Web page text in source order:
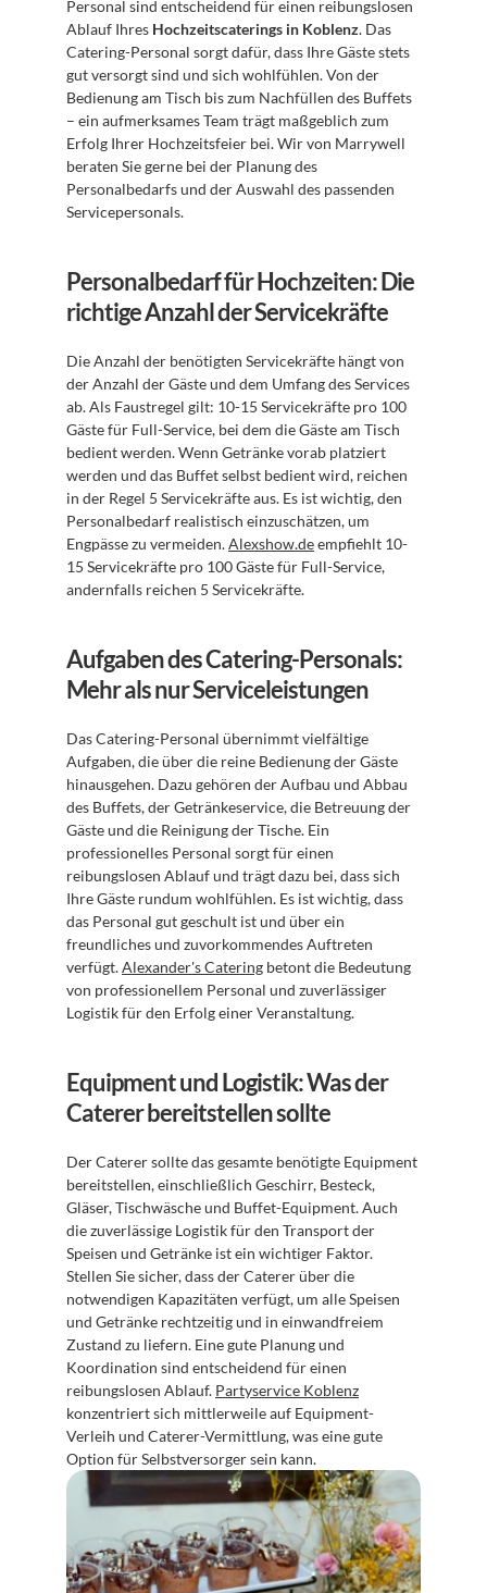
Personal sind entscheidend für einen reibungslosen
Ablauf Ihres Hochzeitscaterings in Koblenz. Das
Catering-Personal sorgt dafür, dass Ihre Gäste stets
gut versorgt sind und sich wohlfühlen. Von der
Bedienung am Tisch bis zum Nachfüllen des Buffets
– ein aufmerksames Team trägt maßgeblich zum
Erfolg Ihrer Hochzeitsfeier bei. Wir von Marrywell
beraten Sie gerne bei der Planung des
Personalbedarfs und der Auswahl des passenden
Servicepersonals.
Personalbedarf für Hochzeiten: Die
richtige Anzahl der Servicekräfte
Die Anzahl der benötigten Servicekräfte hängt von
der Anzahl der Gäste und dem Umfang des Services
ab. Als Faustregel gilt: 10-15 Servicekräfte pro 100
Gäste für Full-Service, bei dem die Gäste am Tisch
bedient werden. Wenn Getränke vorab platziert
werden und das Buffet selbst bedient wird, reichen
in der Regel 5 Servicekräfte aus. Es ist wichtig, den
Personalbedarf realistisch einzuschätzen, um
Engpässe zu vermeiden. Alexshow.de empfiehlt 10-
15 Servicekräfte pro 100 Gäste für Full-Service,
andernfalls reichen 5 Servicekräfte.
Aufgaben des Catering-Personals:
Mehr als nur Serviceleistungen
Das Catering-Personal übernimmt vielfältige
Aufgaben, die über die reine Bedienung der Gäste
hinausgehen. Dazu gehören der Aufbau und Abbau
des Buffets, der Getränkeservice, die Betreuung der
Gäste und die Reinigung der Tische. Ein
professionelles Personal sorgt für einen
reibungslosen Ablauf und trägt dazu bei, dass sich
Ihre Gäste rundum wohlfühlen. Es ist wichtig, dass
das Personal gut geschult ist und über ein
freundliches und zuvorkommendes Auftreten
verfügt. Alexander's Catering betont die Bedeutung
von professionellem Personal und zuverlässiger
Logistik für den Erfolg einer Veranstaltung.
Equipment und Logistik: Was der
Caterer bereitstellen sollte
Der Caterer sollte das gesamte benötigte Equipment
bereitstellen, einschließlich Geschirr, Besteck,
Gläser, Tischwäsche und Buffet-Equipment. Auch
die zuverlässige Logistik für den Transport der
Speisen und Getränke ist ein wichtiger Faktor.
Stellen Sie sicher, dass der Caterer über die
notwendigen Kapazitäten verfügt, um alle Speisen
und Getränke rechtzeitig und in einwandfreiem
Zustand zu liefern. Eine gute Planung und
Koordination sind entscheidend für einen
reibungslosen Ablauf. Partyservice Koblenz
konzentriert sich mittlerweile auf Equipment-
Verleih und Caterer-Vermittlung, was eine gute
Option für Selbstversorger sein kann.